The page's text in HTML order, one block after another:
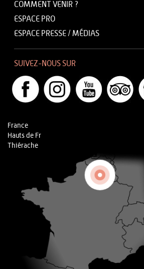
COMMENT VENIR ?
ESPACE PRO
ESPACE PRESSE / MÉDIAS
SUIVEZ-NOUS SUR
France
Hauts de Fr
Thiérache